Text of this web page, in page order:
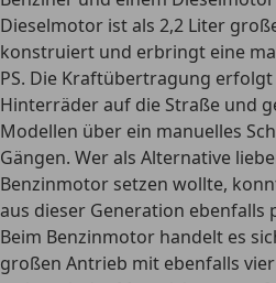
Dieselmotor ist als 2,2 Liter
konstruiert und erbringt eine
PS. Die Kraftübertragung
Hinterräder auf die Straße und
Modellen über ein manuelles
Gängen. Wer als Alternative
Benzinmotor setzen wollte,
aus dieser Generation ebenfalls
Beim Benzinmotor handelt es
großen Antrieb mit ebenfalls